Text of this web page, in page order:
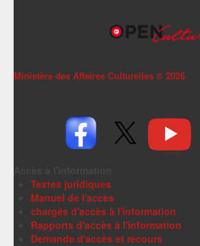
Ministère des Affaires Culturelles © 2026
Textes juridiques
Manuel de l'accès
chargés d'accès à l'information
Rapports d'accès à l'information
Demande d'accès et recours